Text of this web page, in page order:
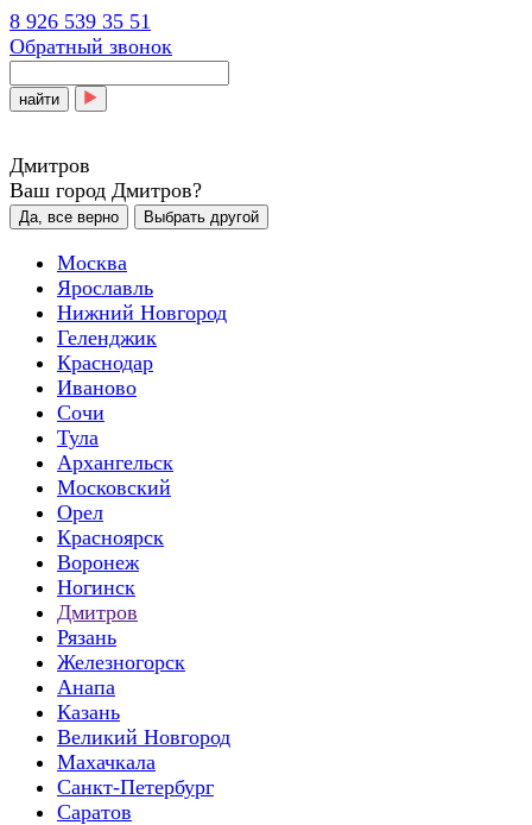
8 926 539 35 51
Обратный звонок
найти
Дмитров
Ваш город Дмитров?
Да, все верно Выбрать другой
Москва
Ярославль
Нижний Новгород
Геленджик
Краснодар
Иваново
Сочи
Тула
Архангельск
Московский
Орел
Красноярск
Воронеж
Ногинск
Дмитров
Рязань
Железногорск
Анапа
Казань
Великий Новгород
Махачкала
Санкт-Петербург
Саратов